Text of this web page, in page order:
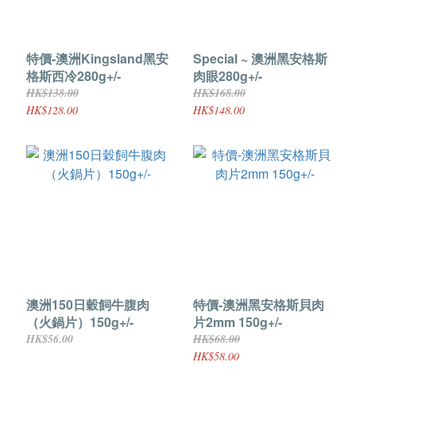
特價-澳洲Kingsland黑安
格斯西冷280g+/-
HK$138.00
HK$128.00
Special ~ 澳洲黑安格斯
肉眼280g+/-
HK$168.00
HK$148.00
澳洲150日穀飼牛腹肉
（火鍋片）150g+/-
HK$56.00
特價-澳洲黑安格斯貝肉
片2mm 150g+/-
HK$68.00
HK$58.00